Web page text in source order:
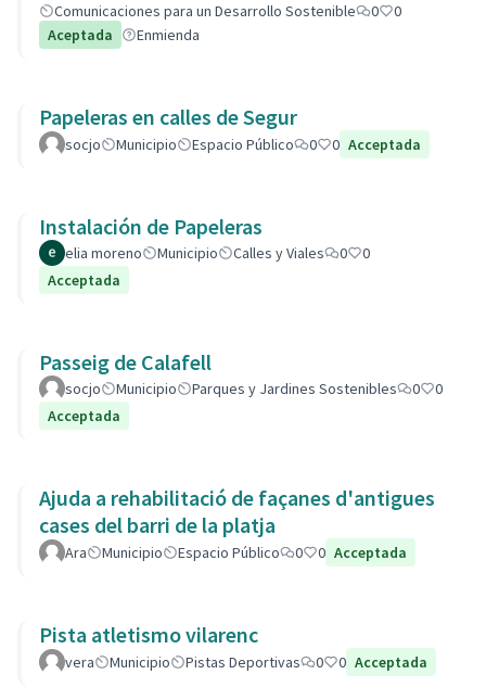
Comunicaciones para un Desarrollo Sostenible
0
0
Aceptada
Enmienda
Papeleras en calles de Segur
socjo Municipio Espacio Público 0 0 Acceptada
Instalación de Papeleras
elia moreno Municipio Calles y Viales 0
0
Acceptada
Passeig de Calafell
socjo Municipio Parques y Jardines Sostenibles 0
0
Acceptada
Ajuda a rehabilitació de façanes d'antigues
cases del barri de la platja
Ara Municipio Espacio Público 0 0 Acceptada
Pista atletismo vilarenc
vera Municipio Pistas Deportivas 0 0 Acceptada